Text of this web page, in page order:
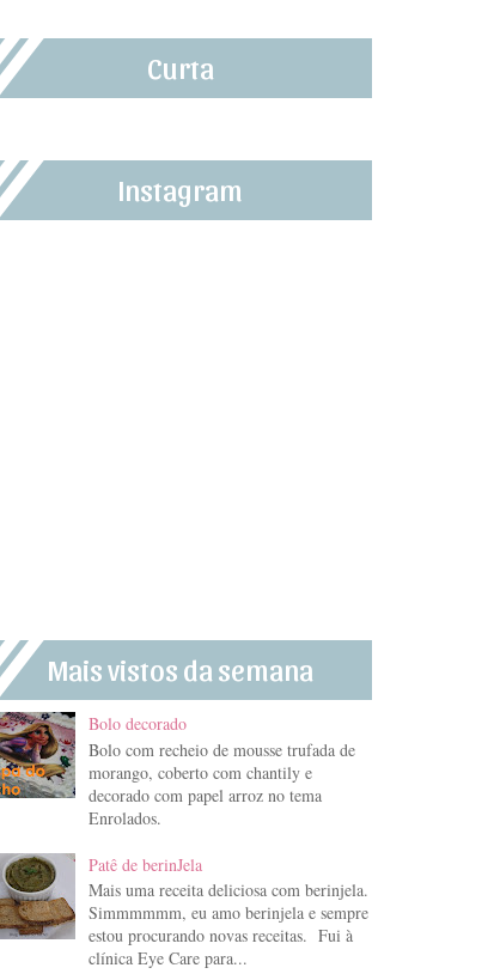
Curta
Instagram
Mais vistos da semana
Bolo decorado
Bolo com recheio de mousse trufada de
morango, coberto com chantily e
decorado com papel arroz no tema
Enrolados.
Patê de berinJela
Mais uma receita deliciosa com berinjela.
Simmmmmm, eu amo berinjela e sempre
estou procurando novas receitas. Fui à
clínica Eye Care para...